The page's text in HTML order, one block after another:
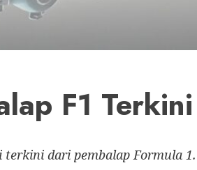
F1 Terkini
dari pembalap Formula 1.